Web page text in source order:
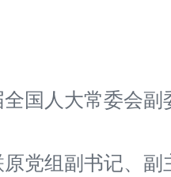
国人大常委会
党组副书记、